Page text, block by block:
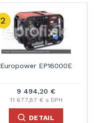
2
Europower EP16000E
9 494,20 €
11 677,87 € s DPH
DETAIL